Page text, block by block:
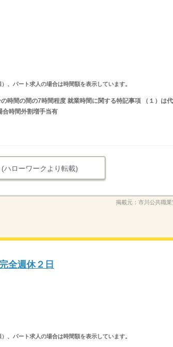
、パート求人の場合は時間額を表示しています。
時間の間の7時間程度 就業時間に関する特記事項 （１）は代
合時間外割増手当有
(ハローワークより転載)
掲載元： 市川公共職
全週休２日
、パート求人の場合は時間額を表示しています。